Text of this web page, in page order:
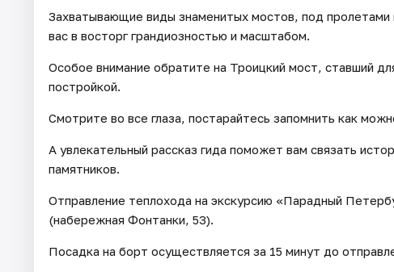
Захватывающие виды знаменитых мостов, под
вас в восторг грандиозностью и масштабом.
Особое внимание обратите на Троицкий мост, ставший
постройкой.
Смотрите во все глаза, постарайтесь запомнить как
А увлекательный рассказ гида поможет вам связать
памятников.
Отправление теплохода на экскурсию «Парадный
(набережная Фонтанки, 53).
Посадка на борт осуществляется за 15 минут до